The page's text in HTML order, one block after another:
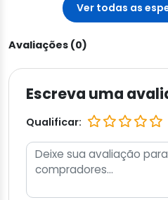
Ver todas as
Avaliações (0)
Escreva uma
Qualificar: